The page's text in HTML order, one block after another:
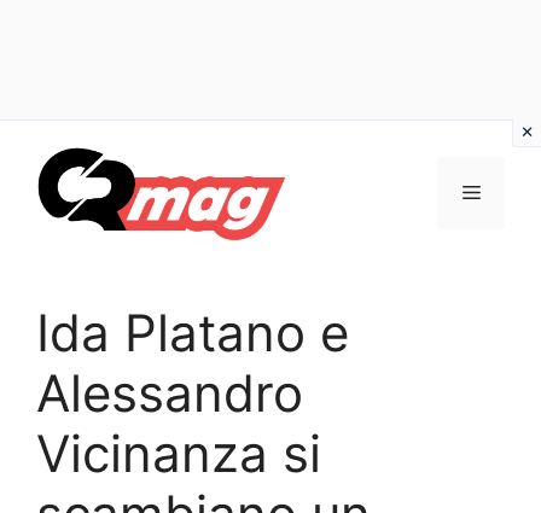
contenuto
Menu
Ida Platano e
Alessandro
Vicinanza si